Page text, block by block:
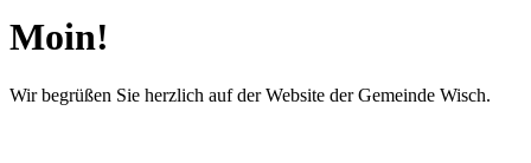
Moin!
Wir begrüßen Sie herzlich auf der Website der Gemeinde Wisch.